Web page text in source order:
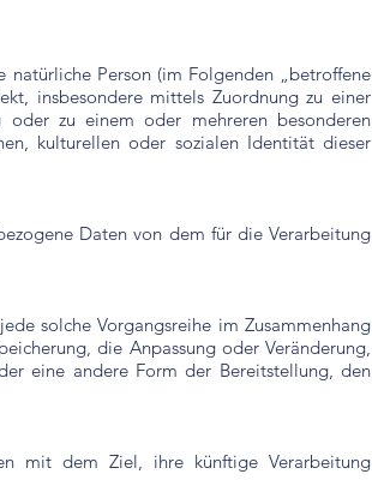
Person (im Folgenden „betroffene
insbesondere mittels Zuordnung zu einer
oder zu einem oder mehreren besonderen
kulturellen oder sozialen Identität dieser
Daten von dem für die Verarbeitung
solche Vorgangsreihe im Zusammenhang
die Anpassung oder Veränderung,
eine andere Form der Bereitstellung, den
mit dem Ziel, ihre künftige Verarbeitung